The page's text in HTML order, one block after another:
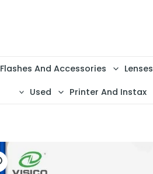
Lenses
Flashes And Accessories
Printer And Instax
Used